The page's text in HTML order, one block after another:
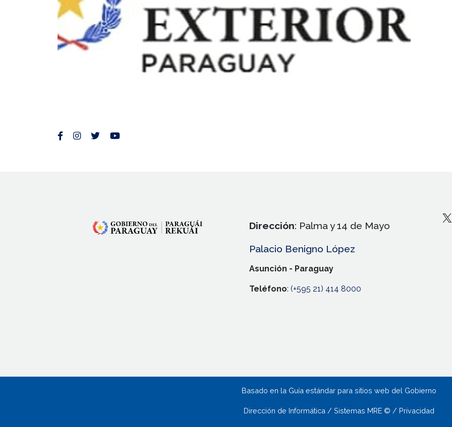
Dirección: Palma y 14 de Mayo
Palacio Benigno López
Asunción - Paraguay
Teléfono: (+595 21) 414 8000
X
Basado en la Guía estándar para sitios web del Gobierno
Dirección de Informática / Sistemas MRE © / Privacidad